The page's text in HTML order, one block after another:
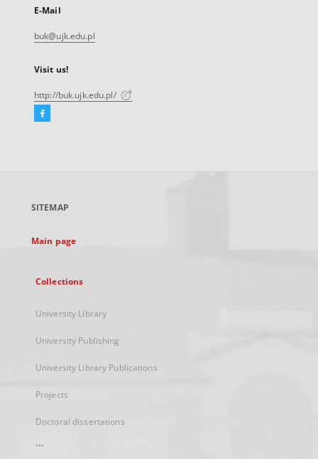
E-Mail
buk@ujk.edu.pl
Visit us!
http://buk.ujk.edu.pl/
Facebook
new
SITEMAP
Main page
Collections
University Library
University Publishing
University Library Publications
Projects
Doctoral dissertations
...